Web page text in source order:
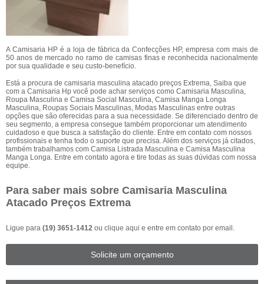
A Camisaria HP é a loja de fábrica da Confecções HP, empresa com mais de
50 anos de mercado no ramo de camisas finas e reconhecida nacionalmente
por sua qualidade e seu custo-benefício.
Está a procura de camisaria masculina atacado preços Extrema, Saiba que
com a Camisaria Hp você pode achar serviços como Camisaria Masculina,
Roupa Masculina e Camisa Social Masculina, Camisa Manga Longa
Masculina, Roupas Sociais Masculinas, Modas Masculinas entre outras
opções que são oferecidas para a sua necessidade. Se diferenciado dentro de
seu segmento, a empresa consegue também proporcionar um atendimento
cuidadoso e que busca a satisfação do cliente. Entre em contato com nossos
profissionais e tenha todo o suporte que precisa. Além dos serviços já citados,
também trabalhamos com Camisa Listrada Masculina e Camisa Masculina
Manga Longa. Entre em contato agora e tire todas as suas dúvidas com nossa
equipe.
Para saber mais sobre Camisaria Masculina
Atacado Preços Extrema
Ligue para (19) 3651-1412 ou clique aqui e entre em contato por email.
Solicite um orçamento